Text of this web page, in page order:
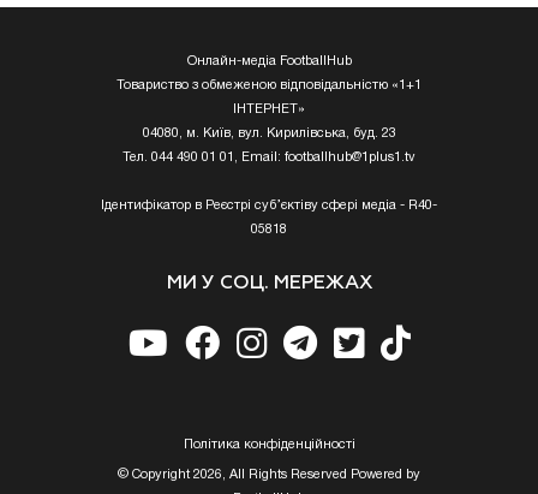
Онлайн-медіа FootballHub
Товариство з обмеженою відповідальністю «1+1
ІНТЕРНЕТ»
04080, м. Київ, вул. Кирилівська, буд. 23
Тел. 044 490 01 01, Email: footballhub@1plus1.tv
Ідентифікатор в Реєстрі суб’єктіву сфері медіа - R40-
05818
МИ У СОЦ. МЕРЕЖАХ
Полiтика конфiденцiйностi
© Copyright 2026, All Rights Reserved Powered by